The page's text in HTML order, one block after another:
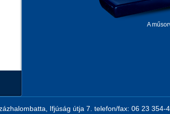
A
Ifjúság útja 7. telefon/fax: 06 23 354-